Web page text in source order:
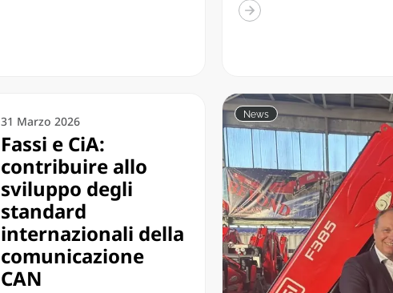
News
31 Marzo 2026
Fassi e CiA:
contribuire allo
sviluppo degli
standard
internazionali della
comunicazione
CAN